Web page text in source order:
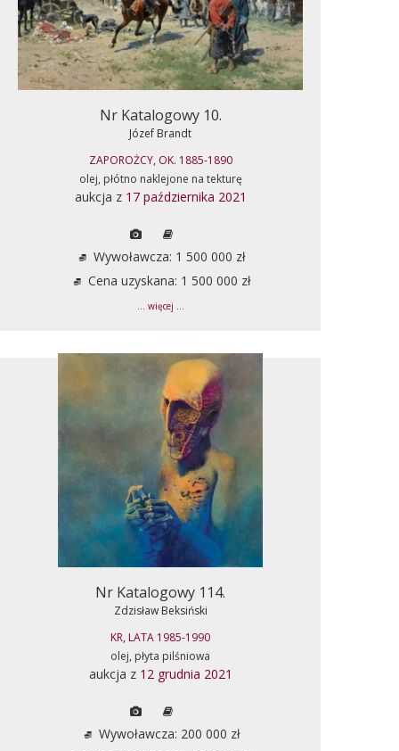
Nr Katalogowy 10.
Józef Brandt
ZAPOROŻCY, OK. 1885-1890
olej, płótno naklejone na tekturę
aukcja z 17 października 2021
Wywoławcza: 1 500 000 zł
Cena uzyskana: 1 500 000 zł
... więcej ...
Nr Katalogowy 114.
Zdzisław Beksiński
KR, LATA 1985-1990
olej, płyta pilśniowa
aukcja z 12 grudnia 2021
Wywoławcza: 200 000 zł